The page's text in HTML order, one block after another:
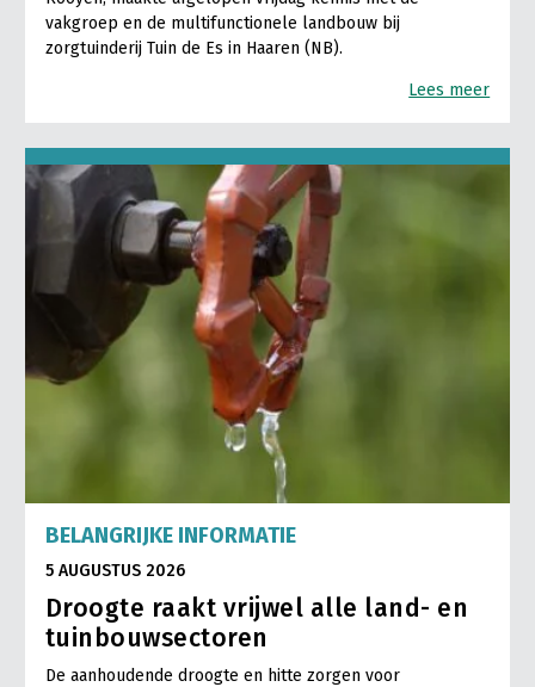
vakgroep en de multifunctionele landbouw bij
zorgtuinderij Tuin de Es in Haaren (NB).
Lees meer
BELANGRIJKE INFORMATIE
5 AUGUSTUS 2026
Droogte raakt vrijwel alle land- en
tuinbouwsectoren
De aanhoudende droogte en hitte zorgen voor